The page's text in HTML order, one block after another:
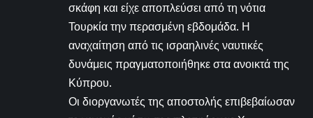
σκάφη και είχε αποπλεύσει από τη νότια
Τουρκία την περασμένη εβδομάδα. Η
αναχαίτηση από τις ισραηλινές ναυτικές
δυνάμεις πραγματοποιήθηκε στα ανοικτά της
Κύπρου.
Οι διοργανωτές της αποστολής επιβεβαίωσαν